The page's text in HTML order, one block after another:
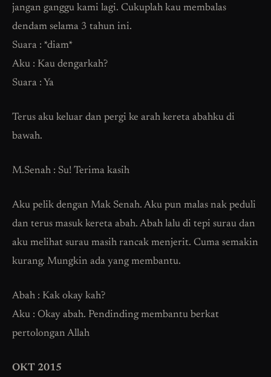
jangan ganggu kami lagi. Cukuplah kau membalas
dendam selama 3 tahun ini.
Suara : *diam*
Aku : Kau dengarkah?
Suara : Ya
Terus aku keluar dan pergi ke arah kereta abahku di
bawah.
M.Senah : Su! Terima kasih
Aku pelik dengan Mak Senah. Aku pun malas nak peduli
dan terus masuk kereta abah. Abah lalu di tepi surau dan
aku melihat surau masih rancak menjerit. Cuma semakin
kurang. Mungkin ada yang membantu.
Abah : Kak okay kah?
Aku : Okay abah. Pendinding membantu berkat
pertolongan Allah
OKT 2015